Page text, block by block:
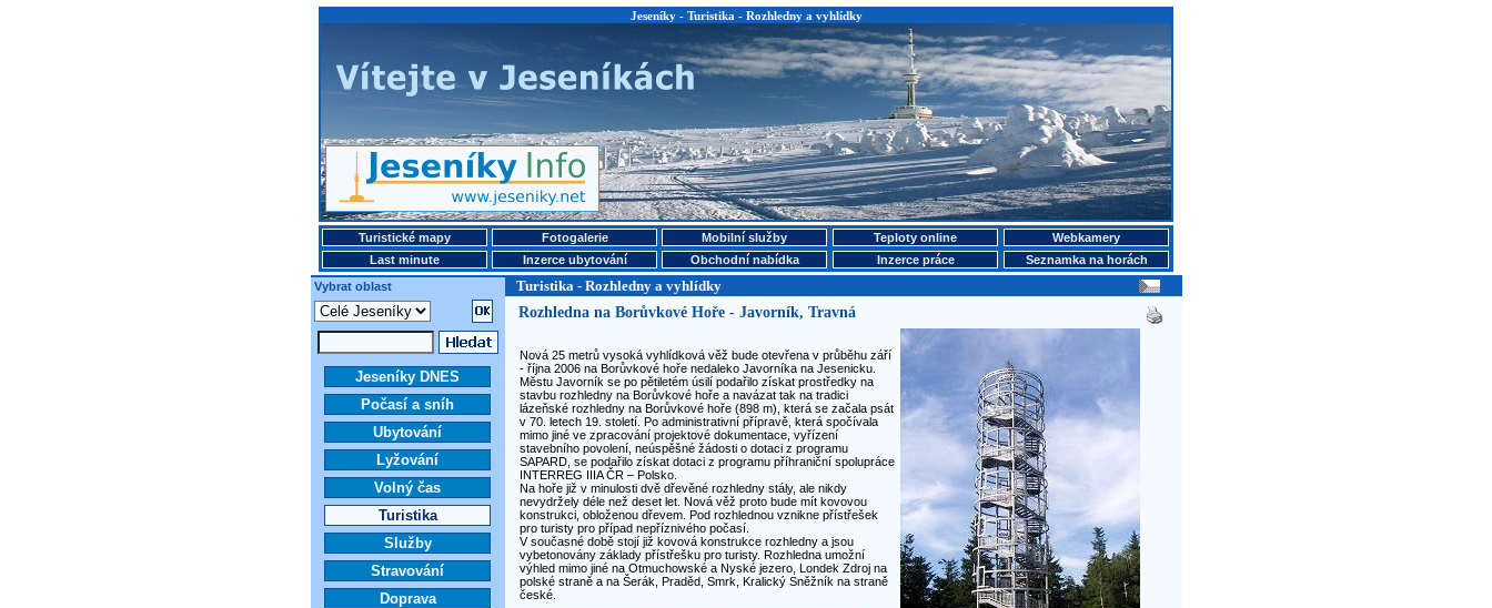
Jeseníky - Turistika - Rozhledny a vyhlídky
Turistické mapy Fotogalerie Mobilní služby Teploty online
Webkamery
Last minute
Inzerce ubytování Obchodní nabídka Inzerce práce
Seznamka na horách
Vybrat oblast
Turistika - Rozhledny a vyhlídky
Jeseníky DNES
Počasí a sníh
Ubytování
Lyžování
Volný čas
Turistika
Služby
Stravování
Doprava
Rozhledna na Borůvkové Hoře - Javorník, Travná
Nová 25 metrů vysoká vyhlídková věž bude otevřena v průběhu září
- října 2006 na Borůvkové hoře nedaleko Javorníka na Jesenicku.
Městu Javorník se po pětiletém úsilí podařilo získat prostředky na
stavbu rozhledny na Borůvkové hoře a navázat tak na tradici
lázeňské rozhledny na Borůvkové hoře (898 m), která se začala psát
v 70. letech 19. století. Po administrativní přípravě, která spočívala
mimo jiné ve zpracování projektové dokumentace, vyřízení
stavebního povolení, neúspěšné žádosti o dotaci z programu
SAPARD, se podařilo získat dotaci z programu příhraniční spolupráce
INTERREG IIIA ČR – Polsko.
Na hoře již v minulosti dvě dřevěné rozhledny stály, ale nikdy
nevydržely déle než deset let. Nová věž proto bude mít kovovou
konstrukci, obloženou dřevem. Pod rozhlednou vznikne přístřešek
pro turisty pro případ nepříznivého počasí.
V současné době stojí již kovová konstrukce rozhledny a jsou
vybetonovány základy přístřešku pro turisty. Rozhledna umožní
výhled mimo jiné na Otmuchowské a Nyské jezero, Londek Zdroj na
polské straně a na Šerák, Praděd, Smrk, Kralický Sněžník na straně
české.